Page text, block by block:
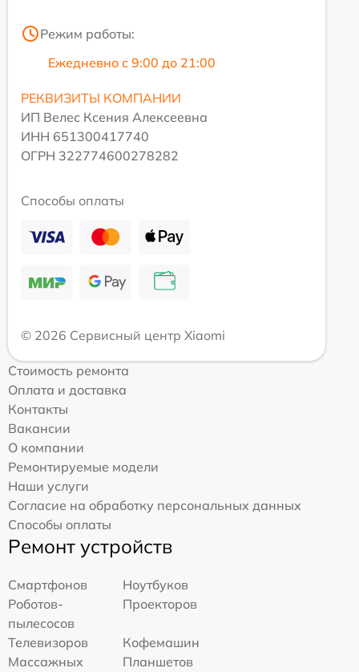
Режим работы:
Ежедневно с 9:00 до 21:00
РЕКВИЗИТЫ КОМПАНИИ
ИП Велес Ксения Алексеевна
ИНН 651300417740
ОГРН 322774600278282
Способы оплаты
© 2026 Сервисный центр Xiaomi
Стоимость ремонта
Оплата и доставка
Контакты
Вакансии
О компании
Ремонтируемые модели
Наши услуги
Согласие на обработку персональных данных
Способы оплаты
Ремонт устройств
Смартфонов
Ноутбуков
Роботов-
пылесосов
Проекторов
Телевизоров
Кофемашин
Массажных
Планшетов